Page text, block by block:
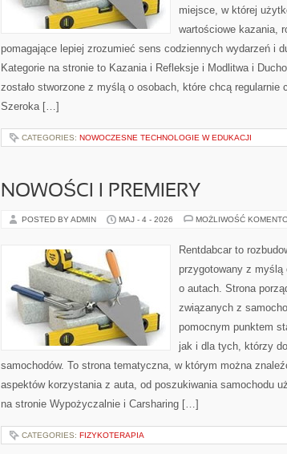
miejsce, w której
wartościowe kazania,
pomagające lepiej zrozumieć sens codziennych wydarzeń i
Kategorie na stronie to Kazania i Refleksje i Modlitwa i
zostało stworzone z myślą o osobach, które chcą
Szeroka […]
CATEGORIES: NOWOCZESNE TECHNOLOGIE W EDUKACJI
NOWOŚCI I PREMIERY
POSTED BY ADMIN MAJ - 4 - 2026 MOŻLIWOŚĆ
Rentdabcar to
przygotowany z
o autach. Strona
związanych z
pomocnym punktem
jak i dla tych, którzy
samochodów. To strona tematyczna, w którym można
aspektów korzystania z auta, od poszukiwania samochodu
na stronie Wypożyczalnie i Carsharing […]
CATEGORIES: FIZYKOTERAPIA